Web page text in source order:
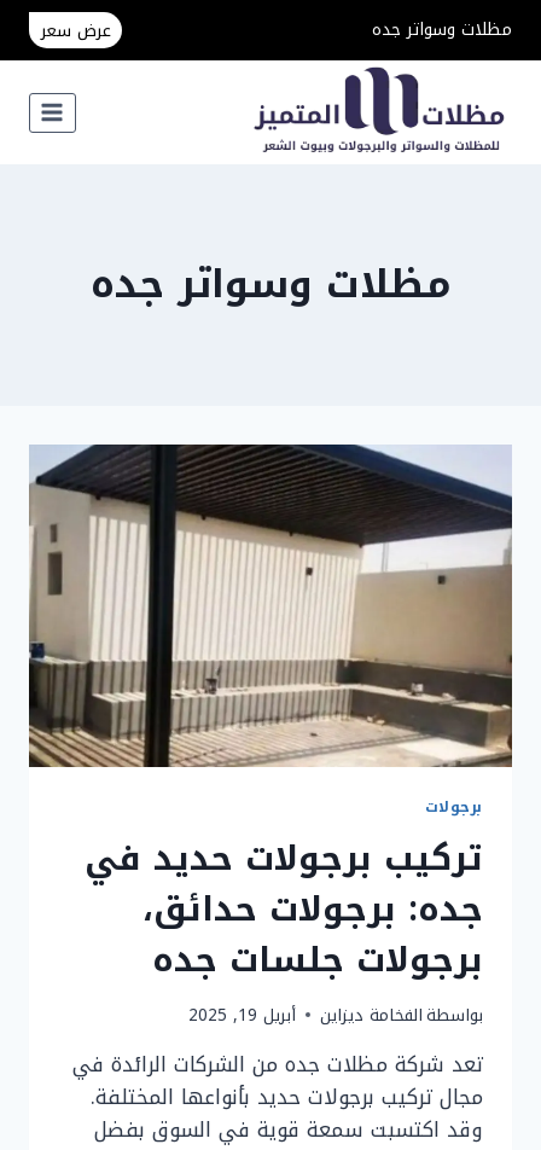
التجاوزمظلات وسواتر جده عرض سعر
مظلات وسواتر جده
برجولات
تركيب برجولات حديد في
جده: برجولات حدائق،
برجولات جلسات جده
بواسطةالفخامة ديزاين أبريل 19, 2025
تعد شركة مظلات جده من الشركات الرائدة في
مجال تركيب برجولات حديد بأنواعها المختلفة.
وقد اكتسبت سمعة قوية في السوق بفضل